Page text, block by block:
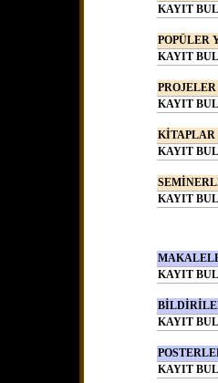
KAYIT
POPÜLER
KAYIT
PROJELER
KAYIT
KİTAPLAR
KAYIT
KAYIT
KAYIT
KAYIT
KAYIT